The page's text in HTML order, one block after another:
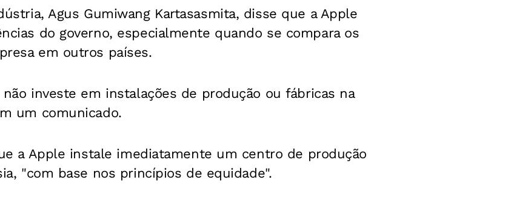
Agus Gumiwang Kartasasmita, disse que a Apple
do governo, especialmente quando se compara os
em outros países.
investe em instalações de produção ou fábricas na
um comunicado.
a Apple instale imediatamente um centro de produção
"com base nos princípios de equidade".